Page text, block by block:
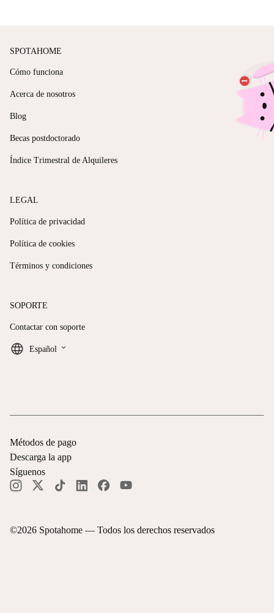
SPOTAHOME
Cómo funciona
Acerca de nosotros
Blog
Becas postdoctorado
Índice Trimestral de Alquileres
LEGAL
Política de privacidad
Política de cookies
Términos y condiciones
SOPORTE
Contactar con soporte
Español keyboard_arrow_down
©2026 Spotahome — Todos los derechos reservados
Métodos de pago
Descarga la app
Síguenos